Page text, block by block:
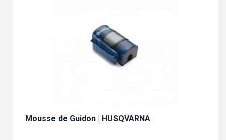
Mousse de Guidon | HUSQVARNA